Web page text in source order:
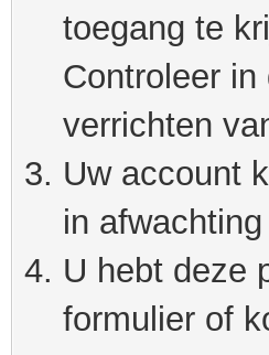
toegang te
Controleer
verrichten
Uw account
in
U hebt deze
formulier of